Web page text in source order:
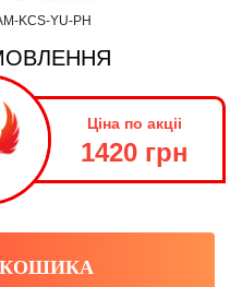
KCS-YU-PH
Ціна по акціі
1420 грн
КОШИКА